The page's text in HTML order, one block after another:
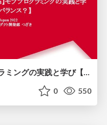
【PhpStorm】モブプログラミングの実践と学び【結局はバランス？】
0 550